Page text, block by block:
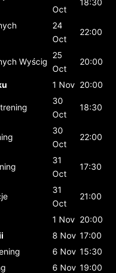
Oct
24
Oct
22:00
Wyścig
25
Oct
20:00
1 Nov 20:00
30
Oct
18:30
30
Oct
22:00
31
Oct
17:30
31
Oct
21:00
1 Nov 20:00
8 Nov 17:00
6 Nov 15:30
6 Nov 19:00